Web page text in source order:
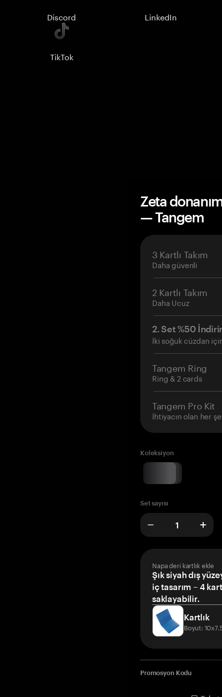
Discord LinkedIn
TikTok
Zeta
— Tangem
3 Kartlı Takım
Daha güvenli
2 Kartlı Takım
Daha Ucuz
2. Set %50
İki soğuk cüzdan
Tangem Ring
Ring & 2 cards
Tangem Pro Kit
İhtiyacın olan her
Koleksiyon
Set sayısı
Napa deri kartlık ekle
Şık siyah dış
iç tasarım – 4
saklayabilir.
Kartlık
Boyut:
Promosyon Kodu